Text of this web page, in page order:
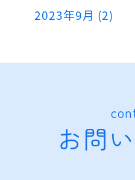
2023年9月 (2)
お問